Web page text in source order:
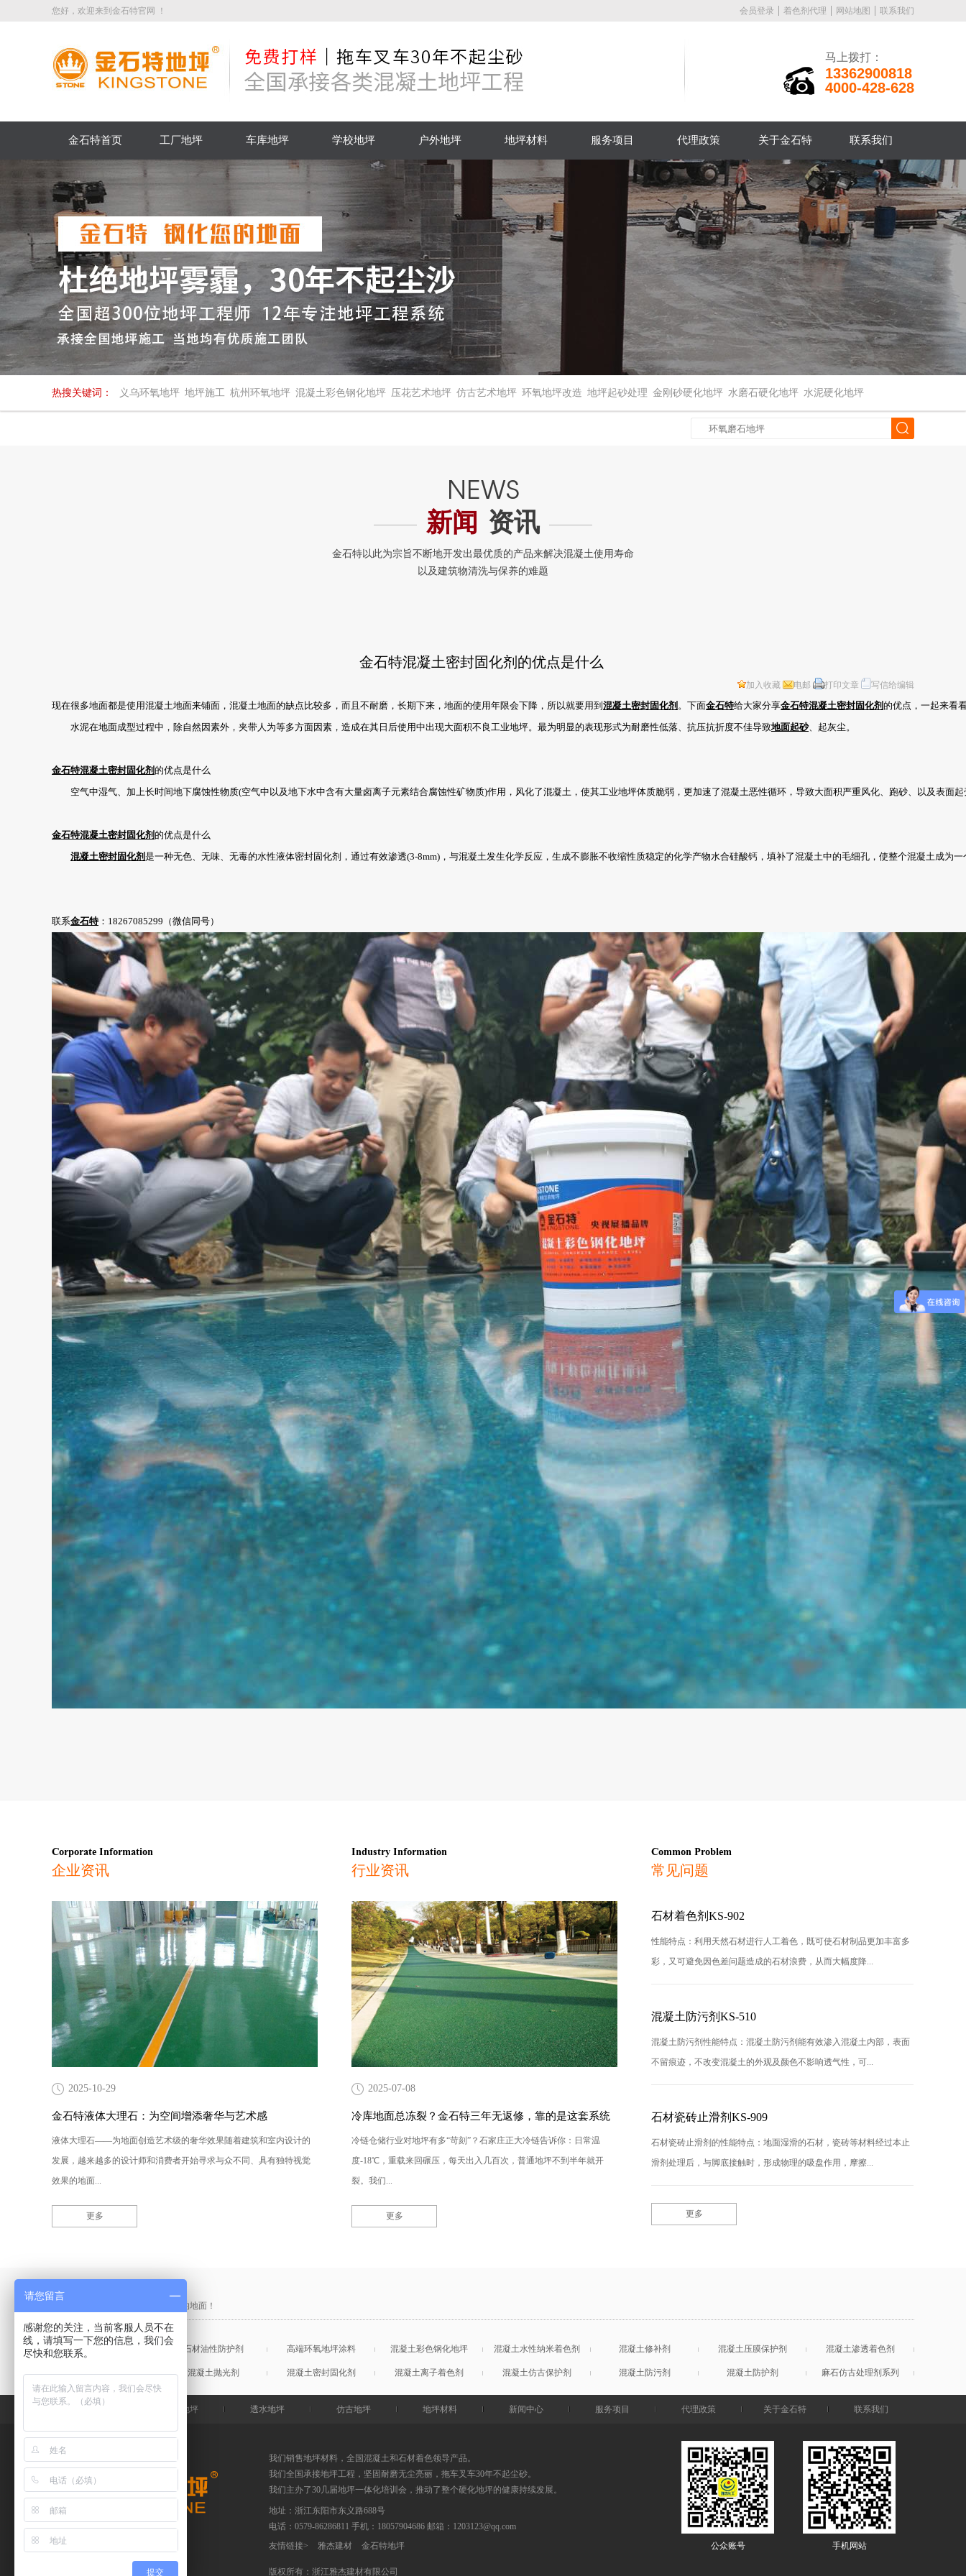
您好，欢迎来到金石特官网 ！ 会员登录 着色剂代理 网站地图 联系我们
马上拨打：
13362900818
4000-428-628
金石特首页 工厂地坪 车库地坪 学校地坪 户外地坪 地坪材料 服务项目 代理政策 关于金石特 联系我们
热搜关键词： 义乌环氧地坪 地坪施工 杭州环氧地坪 混凝土彩色钢化地坪 压花艺术地坪 仿古艺术地坪 环氧地坪改造 地坪起砂处理 金刚砂硬化地坪 水磨石硬化地坪 水泥硬化地坪
新闻 资讯
金石特混凝土密封固化剂的优点是什么
加入收藏 电邮 打印文章 写信给编辑
现在很多地面都是使用混凝土地面来铺面，混凝土地面的缺点比较多，而且不耐磨，长期下来，地面的使用年限会下降，所以就要用到 混凝土密封固化剂 。下面金石特给大家分享金石特混凝土密封固化剂的优点，一起来看
水泥在地面成型过程中，除自然因素外，夹带人为等多方面因素，造成在其日后使用中出现大面积不良工业地坪。最为明显的表现形式为耐磨性低落、抗压抗折度不佳导致地面起砂、起灰尘。
金石特混凝土密封固化剂的优点是什么
空气中湿气、加上长时间地下腐蚀性物质(空气中以及地下水中含有大量卤离子元素结合腐蚀性矿物质)作用，风化了混凝土，使其工业地坪体质脆弱，更加速了混凝土恶性循环，导致大面积严重风化、跑砂、以及表
金石特混凝土密封固化剂的优点是什么
混凝土密封固化剂是一种无色、无味、无毒的水性液体密封固化剂，通过有效渗透(3-8mm)，与混凝土发生化学反应，生成不膨胀不收缩性质稳定的化学产物水合硅酸钙，填补了混凝土中的毛细孔，使整个混凝土成
联系金石特：18267085299（微信同号）
Corporate Information
企业资讯
2025-10-29
金石特液体大理石：为空间增添奢华与艺术感
液体大理石——为地面创造艺术级的奢华效果随着建筑和室内设计的
发展，越来越多的设计师和消费者开始寻求与众不同、具有独特视觉
效果的地面...
更多
Industry Information
行业资讯
2025-07-08
冷库地面总冻裂？金石特三年无返修，靠的是这套系统
冷链仓储行业对地坪有多“苛刻”？石家庄正大冷链告诉你：日常温
度-18℃，重载来回碾压，每天出入几百次，普通地坪不到半年就开
裂。我们...
更多
Common Problem
常见问题
石材着色剂KS-902
性能特点：利用天然石材进行人工着色，既可使石材制品更加丰富多
彩，又可避免因色差问题造成的石材浪费，从而大幅度降...
混凝土防污剂KS-510
混凝土防污剂性能特点：混凝土防污剂能有效渗入混凝土内部，表面
不留痕迹，不改变混凝土的外观及颜色不影响透气性，可...
石材瓷砖止滑剂KS-909
石材瓷砖止滑剂的性能特点：地面湿滑的石材，瓷砖等材料经过本止
滑剂处理后，与脚底接触时，形成物理的吸盘作用，摩擦...
更多
产品采购直通车
做中国最硬的地坪，金石特钢化您的地面！
混凝土表面增强剂 石材油性防护剂 高端环氧地坪涂料 混凝土彩色钢化地坪 混凝土水性纳米着色剂 混凝土修补剂 混凝土压膜保护剂 混凝土渗透着色剂
混凝土润色剂 混凝土抛光剂 混凝土密封固化剂 混凝土离子着色剂 混凝土仿古保护剂 混凝土防污剂 混凝土防护剂 麻石仿古处理剂系列
钢化地坪 透水地坪 仿古地坪 地坪材料 新闻中心 服务项目 代理政策 关于金石特 联系我们
我们销售地坪材料，全国混凝土和石材着色领导产品。
我们全国承接地坪工程，坚固耐磨无尘亮丽，拖车叉车30年不起尘砂。
我们主办了30几届地坪一体化培训会，推动了整个硬化地坪的健康持续发展。
地址：浙江东阳市东义路688号
电话： 0579-86286811 手机：18057904686 邮箱： 1203123@qq.com
友情链接> 雅杰建材 金石特地坪
版权所有：浙江雅杰建材有限公司
公众账号 手机网站
请您留言
感谢您的关注，当前客服人员不在
线，请填写一下您的信息，我们会
尽快和您联系。
提交